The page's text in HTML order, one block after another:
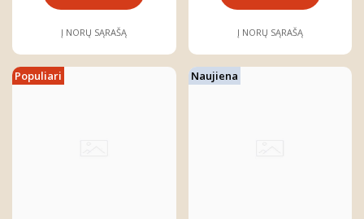
Į NORŲ SĄRAŠĄ Į NORŲ SĄRAŠĄ
Populiari Naujiena